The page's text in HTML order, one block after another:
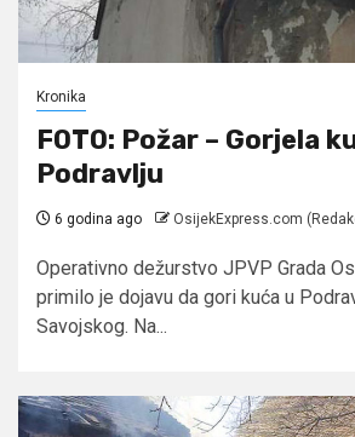
Kronika
FOTO: Požar – Gorjela
Podravlju
6 godina ago OsijekExpress.com
Operativno dežurstvo JPVP Grada
primilo je dojavu da gori kuća u
Savojskog. Na...